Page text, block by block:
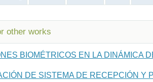
other works
BIOMÉTRICOS EN LA DINÁMICA
DE SISTEMA DE RECEPCIÓN Y